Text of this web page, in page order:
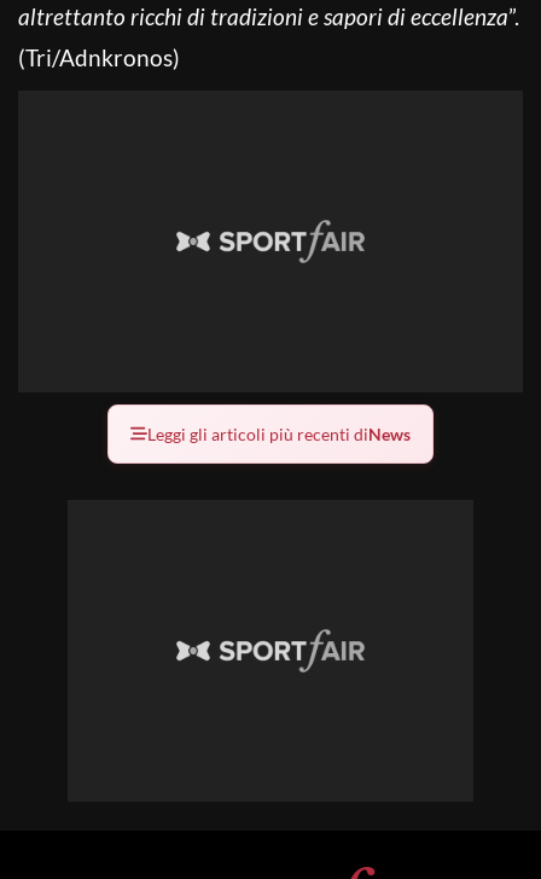
altrettanto ricchi di tradizioni e sapori di eccellenza”.
(Tri/Adnkronos)
Leggi gli articoli più recenti diNews